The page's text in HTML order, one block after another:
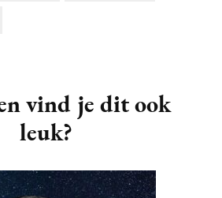
vind je dit ook
leuk?